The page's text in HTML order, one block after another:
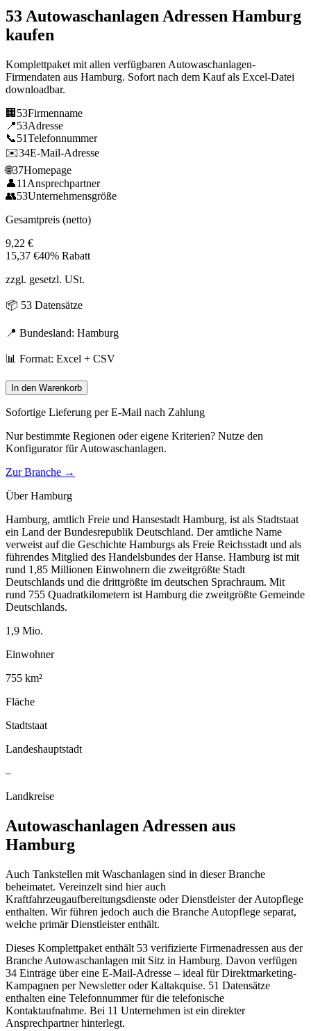
53 Autowaschanlagen Adressen Hamburg
kaufen
Komplettpaket mit allen verfügbaren Autowaschanlagen-
Firmendaten aus Hamburg. Sofort nach dem Kauf als Excel-Datei
downloadbar.
🏢 53Firmenname
📍53Adresse
📞51Telefonnummer
✉️34E-Mail-Adresse
🌐37Homepage
👤11 Ansprechpartner
👥53Unternehmensgröße
Gesamtpreis (netto)
9,22 €
15,37 €40% Rabatt
zzgl. gesetzl. USt.
📦 53 Datensätze
📍 Bundesland: Hamburg
📊 Format: Excel + CSV
In den Warenkorb
Sofortige Lieferung per E-Mail nach Zahlung
Nur bestimmte Regionen oder eigene Kriterien? Nutze den
Konfigurator fürAutowaschanlagen.
Zur Branche →
ÜberHamburg
Hamburg, amtlich Freie und Hansestadt Hamburg, ist als Stadtstaat
ein Land der Bundesrepublik Deutschland. Der amtliche Name
verweist auf die Geschichte Hamburgs als Freie Reichsstadt und als
führendes Mitglied des Handelsbundes der Hanse. Hamburg ist mit
rund 1,85 Millionen Einwohnern die zweitgrößte Stadt
Deutschlands und die drittgrößte im deutschen Sprachraum. Mit
rund 755 Quadratkilometern ist Hamburg die zweitgrößte Gemeinde
Deutschlands.
1,9 Mio.
Einwohner
755 km²
Fläche
Stadtstaat
Landeshauptstadt
–
Landkreise
Autowaschanlagen Adressen aus
Hamburg
Auch Tankstellen mit Waschanlagen sind in dieser Branche
beheimatet. Vereinzelt sind hier auch
Kraftfahrzeugaufbereitungsdienste oder Dienstleister der Autopflege
enthalten. Wir führen jedoch auch die Branche Autopflege separat,
welche primär Dienstleister enthält.
Dieses Komplettpaket enthält 53 verifizierte Firmenadressen aus der
Branche Autowaschanlagen mit Sitz in Hamburg. Davon verfügen
34 Einträge über eine E-Mail-Adresse – ideal für Direktmarketing-
Kampagnen per Newsletter oder Kaltakquise. 51 Datensätze
enthalten eine Telefonnummer für die telefonische
Kontaktaufnahme. Bei 11 Unternehmen ist ein direkter
Ansprechpartner hinterlegt.